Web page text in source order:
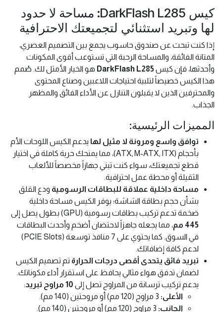
كيس DarkFlash L285: مساحة لا حدود
لها وتبريد استثنائي لتجميعتك الاحترافية
إذا كنت تبحث عن صندوق حاسوب يجمع بين التصميم العصري،
المتانة الفائقة، والمساحة الرحبة التي تستوعب أقوى المكونات
وأحدثها، فإن كيسDarkFlash L285 هو الخيار الأمثل لك. صُمم
هذا الكيس خصيصاً لتلبية احتياجات اللاعبين وصناع المحتوى
والمحترفين الذين لا يقبلون التنازل عن الأداء الفائق والمظهر
الجذاب.
المميزات الرئيسية:
توافق واسع ومرونة لا مثيل لها يدعم الكيس اللوحات الأم
بأحجام (ATX, M-ATX, ITX)، مما يمنحك حرية كاملة في اختيار
قطع تجميعتك، سواء كنت تبني جهازاً مخصصاً للألعاب
الثقيلة أو محطة عمل احترافية.
مساحة داخلية عملاقة للبطاقات الرسومية ودع القلق
بشأن حجم بطاقة الشاشة؛ يوفر الكيس مساحة داخلية
ضخمة تدعم تركيب بطاقات رسومية (GPU) بطول يصل إلى
445 مم
، مما يجعله جاهزاً لاحتضان أضخم وأحدث البطاقات
في السوق. كما يحتوي على 7 منافذ توسعة (PCIE Slots)
لدعم كافة إضافاتك.
تبريد فائق يتحدى أقصى درجات الحرارة تم تصميم الكيس
لضمان تدفق هواء مثالي يحافظ على استقرار أداء مكوناتك.
يدعم تركيب ترسانة من المراوح تصل إلى 10 مراوح تبريد
:
الأعلى:
الجانب: